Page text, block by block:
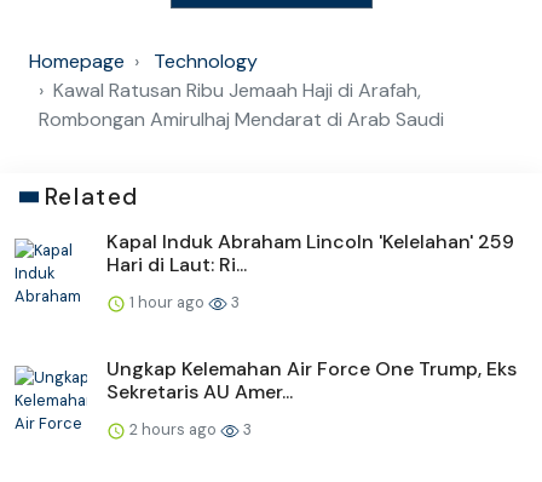
Homepage
Technology
Kawal Ratusan Ribu Jemaah Haji di Arafah,
Rombongan Amirulhaj Mendarat di Arab Saudi
Related
Kapal Induk Abraham Lincoln 'Kelelahan' 259
Hari di Laut: Ri...
1 hour ago 3
Ungkap Kelemahan Air Force One Trump, Eks
Sekretaris AU Amer...
2 hours ago 3